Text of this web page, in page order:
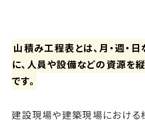
山積み工程表とは、月・週・
に、人員や設備などの資源を
です。
建設現場や建築現場における